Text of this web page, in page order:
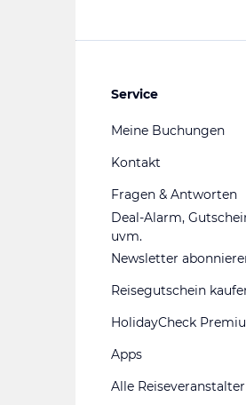
Service
Meine Buchungen
Kontakt
Fragen & Antworten
Deal-Alarm,
uvm.
Newsletter
Reisegutschein
HolidayCheck
Apps
Alle Reiseveranstalter